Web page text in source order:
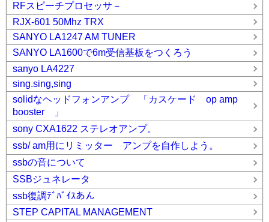
RFスピーチプロセッサ－
RJX-601 50Mhz TRX
SANYO LA1247 AM TUNER
SANYO LA1600で6m受信基板をつくろう
sanyo LA4227
sing.sing,sing
solidなヘッドフォンアンプ 「カスケード op amp
booster 」
sony CXA1622 ステレオアンプ。
ssb/ am用にリミッター アンプを自作しよう。
ssbの音について
SSBジュネレータ
ssb復調ﾃﾞﾊﾞｲｽあん
STEP CAPITAL MANAGEMENT